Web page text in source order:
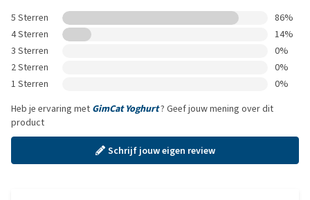
5 Sterren
86%
4 Sterren
14%
3 Sterren
0%
2 Sterren
0%
1 Sterren
0%
Heb je ervaring met GimCat Yoghurt? Geef jouw mening over dit
product
Schrijf jouw eigen review